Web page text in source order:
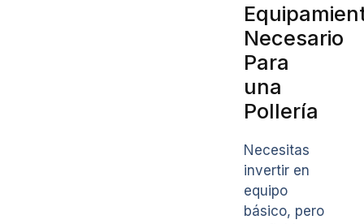
Necesario
Para
una
Pollería
Necesitas
invertir en
equipo
básico, pero